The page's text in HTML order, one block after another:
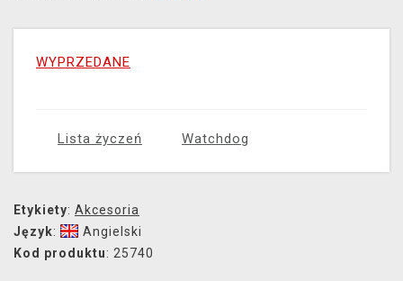
WYPRZEDANE
Lista życzeń Watchdog
Etykiety: Akcesoria
Język:
Angielski
Kod produktu: 25740